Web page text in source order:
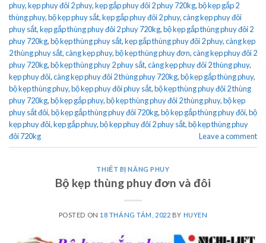
phuy,kẹp phuy đôi 2 phuy,kẹp gắp phuy đôi 2 phuy 720kg,bộ kẹp gắp 2
thùng phuy,bộ kẹp phuy sắt,kẹp gắp phuy đôi 2 phuy,càng kẹp phuy đôi
phuy sắt,kẹp gắp thùng phuy đôi 2 phuy 720kg,bộ kẹp gắp thùng phuy đôi 2
phuy 720kg,bộ kẹp thùng phuy sắt,kẹp gắp thùng phuy đôi 2 phuy,càng kẹp
2 thùng phuy sắt,càng kẹp phuy,bộ kẹp thùng phuy đơn,càng kẹp phuy đôi 2
phuy 720kg,bộ kẹp thùng phuy 2 phuy sắt,càng kẹp phuy đôi 2 thùng phuy,
kẹp phuy đôi,càng kẹp phuy đôi 2 thùng phuy 720kg,bộ kẹp gắp thùng phuy,
bộ kẹp thùng phuy,bộ kẹp phuy đôi phuy sắt,bộ kẹp thùng phuy đôi 2 thùng
phuy 720kg,bộ kẹp gắp phuy,bộ kẹp thùng phuy đôi 2 thùng phuy,bộ kẹp
phuy sắt đôi,bộ kẹp gắp thùng phuy đôi 720kg,bộ kẹp gắp thùng phuy đôi,bộ
kẹp phuy đôi,kẹp gắp phuy,bộ kẹp phuy đôi 2 phuy sắt,bộ kẹp thùng phuy
đôi 720kg
Leave a comment
THIẾT BỊ NÂNG PHUY
Bộ kẹp thùng phuy đơn và đôi
POSTED ON 18 THÁNG TÁM, 2022 BY HUYEN